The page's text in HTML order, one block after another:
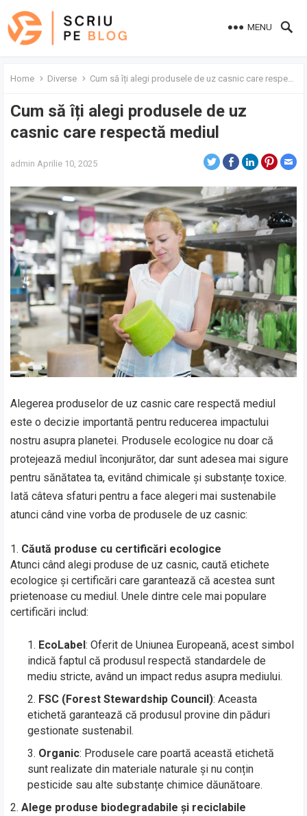
MENU
Home Diverse Cum să îți alegi produsele de uz casnic care respectă mediul
Cum să îți alegi produsele de uz
casnic care respectă mediul
admin Aprilie 10, 2025
Alegerea produselor de uz casnic care respectă mediul
este o decizie importantă pentru reducerea impactului
nostru asupra planetei. Produsele ecologice nu doar că
protejează mediul înconjurător, dar sunt adesea mai sigure
pentru sănătatea ta, evitând chimicale și substanțe toxice.
Iată câteva sfaturi pentru a face alegeri mai sustenabile
atunci când vine vorba de produsele de uz casnic:
Căută produse cu certificări ecologice
Atunci când alegi produse de uz casnic, caută etichete
ecologice și certificări care garantează că acestea sunt
prietenoase cu mediul. Unele dintre cele mai populare
certificări includ:
EcoLabel: Oferit de Uniunea Europeană, acest simbol
indică faptul că produsul respectă standardele de
mediu stricte, având un impact redus asupra mediului.
FSC (Forest Stewardship Council): Aceasta
etichetă garantează că produsul provine din păduri
gestionate sustenabil.
Organic: Produsele care poartă această etichetă
sunt realizate din materiale naturale și nu conțin
pesticide sau alte substanțe chimice dăunătoare.
Alege produse biodegradabile și reciclabile